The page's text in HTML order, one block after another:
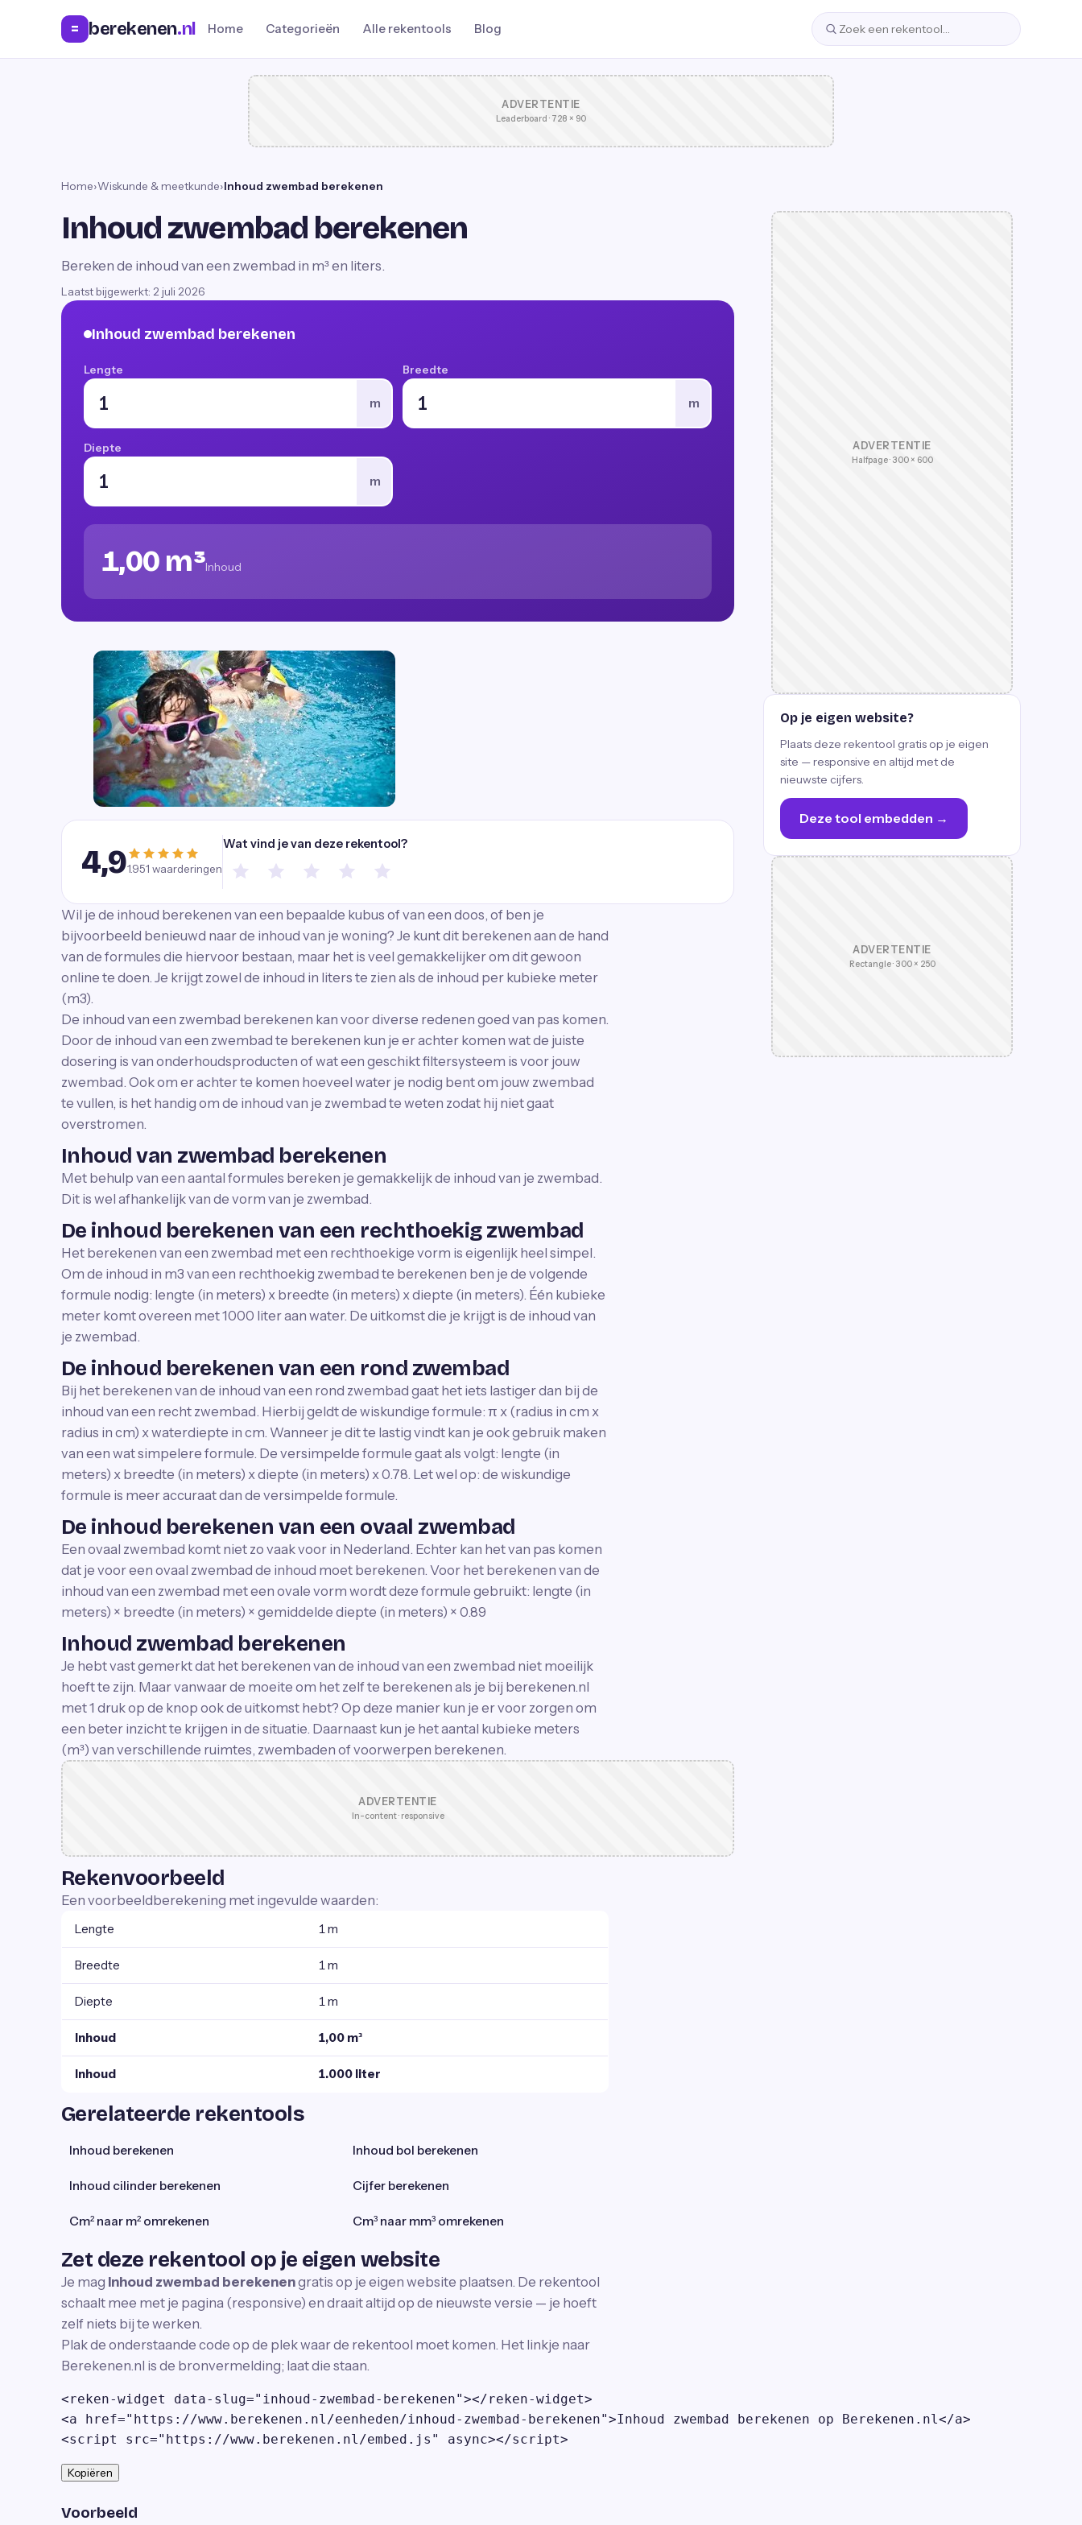
= berekenen.nl Home Categorieën Alle rekentools Blog
ADVERTENTIE
Leaderboard · 728 × 90
Home›Wiskunde & meetkunde›Inhoud zwembad berekenen
Inhoud zwembad berekenen
Bereken de inhoud van een zwembad in m³ en liters.
Laatst bijgewerkt: 2 juli 2026
Inhoud zwembad berekenen
Lengte
m
Breedte
m
Diepte
m
1,00 m³Inhoud
4,91.951 waarderingen
Wat vind je van deze rekentool?
Wil je de inhoud berekenen van een bepaalde kubus of van een doos, of ben je
bijvoorbeeld benieuwd naar de inhoud van je woning? Je kunt dit berekenen aan de hand
van de formules die hiervoor bestaan, maar het is veel gemakkelijker om dit gewoon
online te doen. Je krijgt zowel de inhoud in liters te zien als de inhoud per kubieke meter
(m3).
De inhoud van een zwembad berekenen kan voor diverse redenen goed van pas komen.
Door de inhoud van een zwembad te berekenen kun je er achter komen wat de juiste
dosering is van onderhoudsproducten of wat een geschikt filtersysteem is voor jouw
zwembad. Ook om er achter te komen hoeveel water je nodig bent om jouw zwembad
te vullen, is het handig om de inhoud van je zwembad te weten zodat hij niet gaat
overstromen.
Inhoud van zwembad berekenen
Met behulp van een aantal formules bereken je gemakkelijk de inhoud van je zwembad.
Dit is wel afhankelijk van de vorm van je zwembad.
De inhoud berekenen van een rechthoekig zwembad
Het berekenen van een zwembad met een rechthoekige vorm is eigenlijk heel simpel.
Om de inhoud in m3 van een rechthoekig zwembad te berekenen ben je de volgende
formule nodig: lengte (in meters) x breedte (in meters) x diepte (in meters). Één kubieke
meter komt overeen met 1000 liter aan water. De uitkomst die je krijgt is de inhoud van
je zwembad.
De inhoud berekenen van een rond zwembad
Bij het berekenen van de inhoud van een rond zwembad gaat het iets lastiger dan bij de
inhoud van een recht zwembad. Hierbij geldt de wiskundige formule: π x (radius in cm x
radius in cm) x waterdiepte in cm. Wanneer je dit te lastig vindt kan je ook gebruik maken
van een wat simpelere formule. De versimpelde formule gaat als volgt: lengte (in
meters) x breedte (in meters) x diepte (in meters) x 0.78. Let wel op: de wiskundige
formule is meer accuraat dan de versimpelde formule.
De inhoud berekenen van een ovaal zwembad
Een ovaal zwembad komt niet zo vaak voor in Nederland. Echter kan het van pas komen
dat je voor een ovaal zwembad de inhoud moet berekenen. Voor het berekenen van de
inhoud van een zwembad met een ovale vorm wordt deze formule gebruikt: lengte (in
meters) × breedte (in meters) × gemiddelde diepte (in meters) × 0.89
Inhoud zwembad berekenen
Je hebt vast gemerkt dat het berekenen van de inhoud van een zwembad niet moeilijk
hoeft te zijn. Maar vanwaar de moeite om het zelf te berekenen als je bij berekenen.nl
met 1 druk op de knop ook de uitkomst hebt? Op deze manier kun je er voor zorgen om
een beter inzicht te krijgen in de situatie. Daarnaast kun je het aantal kubieke meters
(m³) van verschillende ruimtes, zwembaden of voorwerpen berekenen.
ADVERTENTIE
In-content · responsive
Rekenvoorbeeld
Een voorbeeldberekening met ingevulde waarden:
Lengte 1 m
Breedte 1 m
Diepte 1 m
Inhoud 1,00 m³
Inhoud 1.000 liter
Gerelateerde rekentools
Inhoud berekenen Inhoud bol berekenen
Inhoud cilinder berekenen Cijfer berekenen
Cm² naar m² omrekenen Cm³ naar mm³ omrekenen
Zet deze rekentool op je eigen website
Je mag Inhoud zwembad berekenengratis op je eigen website plaatsen. De rekentool
schaalt mee met je pagina (responsive) en draait altijd op de nieuwste versie — je hoeft
zelf niets bij te werken.
Plak de onderstaande code op de plek waar de rekentool moet komen. Het linkje naar
Berekenen.nl is de bronvermelding; laat die staan.
<reken-widget data-slug="inhoud-zwembad-berekenen"></reken-widget>
<a href="https://www.berekenen.nl/eenheden/inhoud-zwembad-berekenen">Inhoud zwembad berekenen op Berekenen.nl</a>
<script src="https://www.berekenen.nl/embed.js" async></script>
Kopiëren
Voorbeeld
ADVERTENTIE
Halfpage · 300 × 600
Op je eigen website?
Plaats deze rekentool gratis op je eigen
site — responsive en altijd met de
nieuwste cijfers.
Deze tool embedden →
ADVERTENTIE
Rectangle · 300 × 250